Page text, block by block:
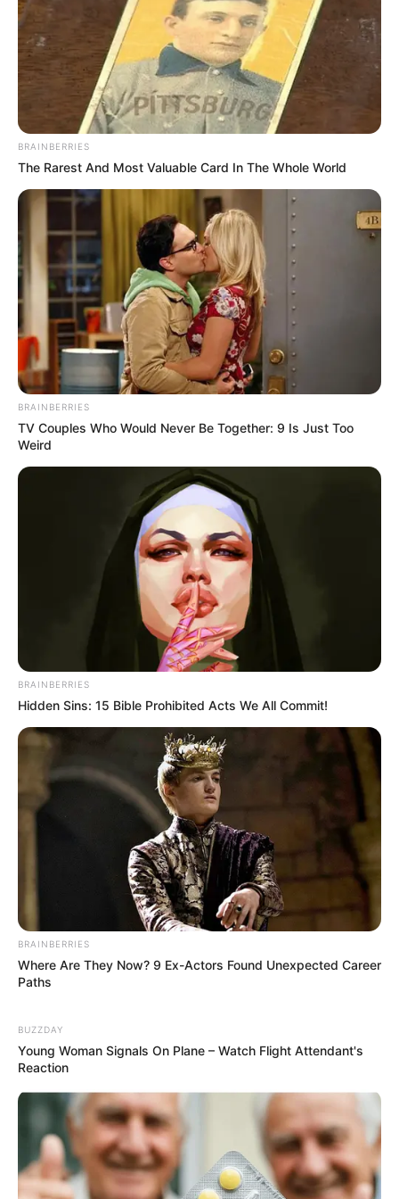
Fonte:hative
Quem tem sítio ou mora em casa com quintal,
pode aproveitar todo esse espaço para construir
um pequeno oásis para peixes e tartarugas. A
ideia é tão simples e útil a ponto de nos
perguntamos como não pensamos nisso antes.
Clique aqui
dica.
lushome
Enterrar alguns pneus na areia garante aos
ciclistas um estacionamento útil e criativo para
as bicicletas. Essa ideia é perfeita para parques e
outros espaços ao ar livre.
BRAINBERRIES
The Rarest And Most Valuable Card In The Whole World
BRAINBERRIES
TV Couples Who Would Never Be Together: 9 Is Just Too
Weird
BRAINBERRIES
Hidden Sins: 15 Bible Prohibited Acts We All Commit!
BRAINBERRIES
Where Are They Now? 9 Ex-Actors Found Unexpected Career
Paths
BUZZDAY
Young Woman Signals On Plane – Watch Flight Attendant's
Reaction